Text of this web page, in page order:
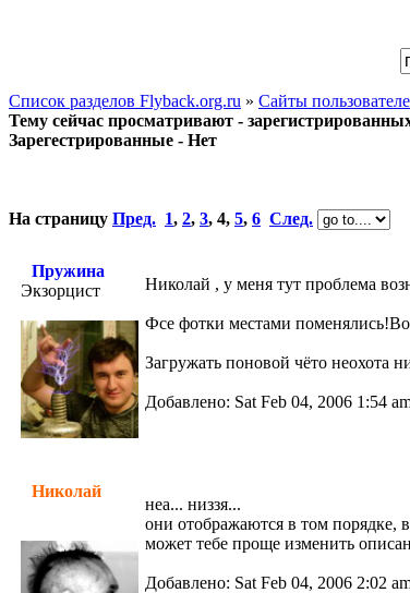
Список разделов Flyback.org.ru » Сайты
Тему сейчас просматривают -
Зарегестрированные - Нет
На страницу Пред. 1, 2, 3, 4, 5, 6 След.
Пружина
Экзорцист
Николай , у меня тут проблема
Фсе фотки местами
Загружать поновой чёто неохота
Добавлено: Sat Feb 04, 2006 1:54
Николай
неа... низзя...
они отображаются в том порядке,
может тебе проще изменить
Добавлено: Sat Feb 04, 2006 2:02